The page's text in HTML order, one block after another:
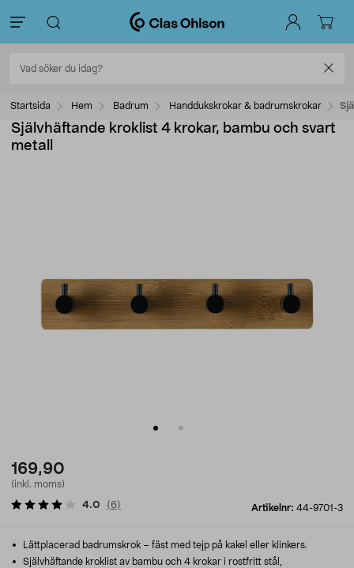
Startsida Hem Badrum Handdukskrokar & badrumskrokar
Självhäftande kroklist 4 krokar, bambu och svart
metall
169,90
(inkl. moms)
Artikelnr: 44-9701-3
4.0 (6)
Lättplacerad badrumskrok – fäst med tejp på kakel eller klinkers.
Självhäftande kroklist av bambu och 4 krokar i rostfritt stål,